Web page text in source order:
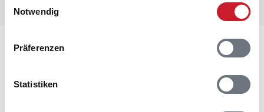
Notwendig
Präferenzen
Statistiken
Lageplan
Poolhaus BV268